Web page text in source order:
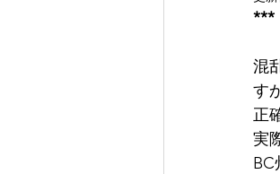
***
混
す
正
実
BC